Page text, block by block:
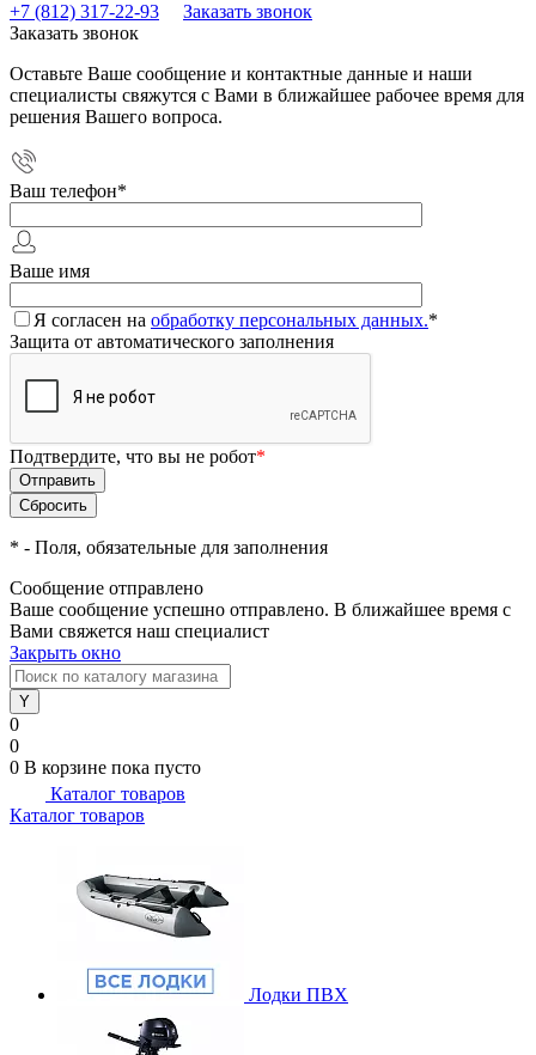
+7 (812) 317-22-93
Заказать звонок
Заказать звонок
Оставьте Ваше сообщение и контактные данные и наши
специалисты свяжутся с Вами в ближайшее рабочее время для
решения Вашего вопроса.
Ваш телефон*
Ваше имя
Я согласен на обработку персональных данных.*
Защита от автоматического заполнения
Подтвердите, что вы не робот*
* - Поля, обязательные для заполнения
Сообщение отправлено
Ваше сообщение успешно отправлено. В ближайшее время с
Вами свяжется наш специалист
Закрыть окно
0
0
0 В корзине пока пусто
Каталог товаров
Каталог товаров
Лодки ПВХ